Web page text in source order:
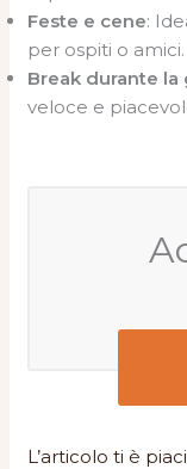
Feste e cene:
per ospiti o amici.
Break durante la
veloce e
L’articolo ti è